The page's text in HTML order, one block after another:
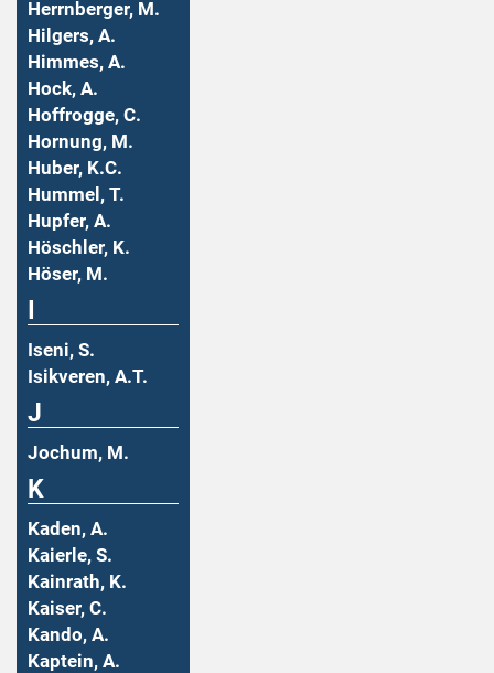
Herrnberger, M.
Hilgers, A.
Himmes, A.
Hock, A.
Hoffrogge, C.
Hornung, M.
Huber, K.C.
Hummel, T.
Hupfer, A.
Höschler, K.
Höser, M.
Iseni, S.
Isikveren, A.T.
J
Jochum, M.
K
Kaden, A.
Kaierle, S.
Kainrath, K.
Kaiser, C.
Kando, A.
Kaptein, A.